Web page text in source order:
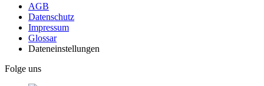
AGB
Datenschutz
Impressum
Glossar
Dateneinstellungen
Folge uns